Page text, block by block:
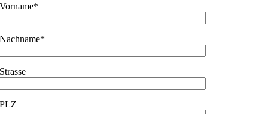
Vorname*
Nachname*
Strasse
PLZ